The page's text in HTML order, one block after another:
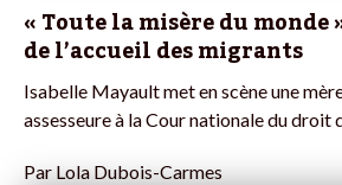
« Toute la misère du monde
de l’accueil des migrants
Isabelle Mayault met en scène une
assesseure à la Cour nationale du droit
Par Lola Dubois-Carmes